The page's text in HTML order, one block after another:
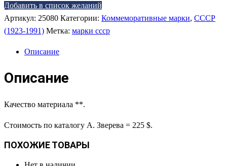
Добавить в список желаний
Артикул: 25080 Категории: Коммеморативные марки, СССР
(1923-1991) Метка: марки ссср
Описание
Описание
Качество материала **.
Стоимость по каталогу А. Зверева = 225 $.
ПОХОЖИЕ ТОВАРЫ